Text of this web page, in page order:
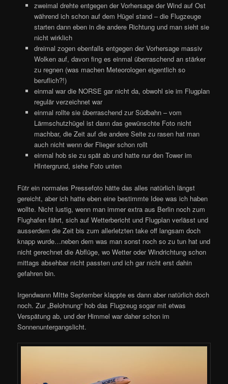
zweimal drehte entgegen der Vorhersage der Wind auf Ost
während ich schon auf dem Hügel stand – die Flugzeuge
starten dann eben in die andere Richtung und man sieht sie
nicht wirklich
dreimal zogen ebenfalls entgegen der Vorhersage massiv
Wolken auf, davon fing es einmal überraschend an stärker
zu regnen (was machen Meteorologen eigentlich so
beruflich?!)
einmal war die NORSE gar nicht da, obwohl sie im Flugplan
regulär verzeichnet war
einmal rollte sie überraschend zur Südbahn – vom
Lärmschutzhügel ist dann das gewünschte Foto nicht
machbar, die Zeit auf die andere Seite zu rasen hat man
auch nicht wenn der Flieger schon rollt
einmal hob sie zu spät ab und hatte nur den Tower im
HIntergrund, siehe Foto unten
Fütr ein normales Pressefoto hätte das alles natürlich längst
gereicht, aber ich hatte eben eine bestimmte Idee was ich haben
wollte. Nicht lustig, wenn man immer extra aus Berlin noch zum
Flughafen fährt, sich auf Wetterbericht und Flugplan verlässt und
ausserdem die Zeit bis zum allerletzten take off langsam doch
knapp wurde…neben dem was man sonst noch so zu tun hat und
nicht gerechnet die Abflüge, wo Wetter oder Windrichtung schon
mittags absehbar nicht passten und ich gar nicht erst dahin
gefahren bin.
Irgendwann MItte September klappte es dann aber natürlich doch
noch. Zur „Belohnung“ hob das Flugzeug sogar mit etwas
Verspätung ab, und der Himmel war daher schon im
Sonnenuntergangslicht.